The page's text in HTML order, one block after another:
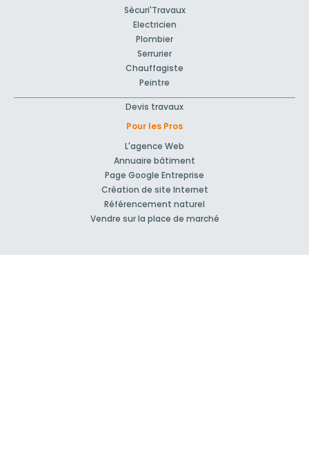
Sécuri'Travaux
Electricien
Plombier
Serrurier
Chauffagiste
Peintre
Devis travaux
Pour les Pros
L'agence Web
Annuaire bâtiment
Page Google Entreprise
Création de site Internet
Référencement naturel
Vendre sur la place de marché